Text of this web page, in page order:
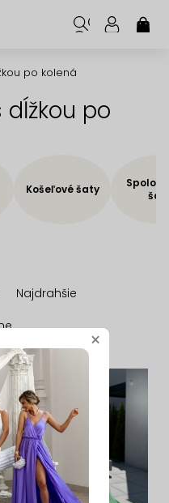
po kolená
dĺžkou po
Košeľové šaty
Najdrahšie
×